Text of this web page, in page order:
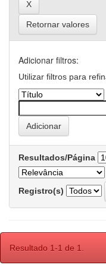
Retornar valores
Adicionar filtros:
Utilizar filtros para
Resultados/Página
Registro(s)
Resultado 1-1 de 1.